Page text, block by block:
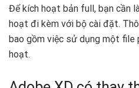
Để kích hoạt bản full, bạn cần
hoạt đi kèm với bộ cài đặt.
bao gồm việc sử dụng một file
hoạt.